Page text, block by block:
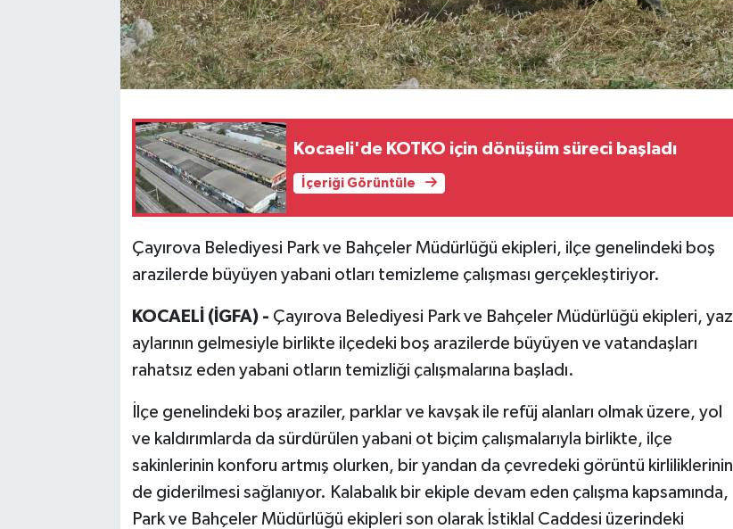
Kocaeli'de KOTKO için dönüşüm süreci başladı
İçeriği Görüntüle
Çayırova Belediyesi Park ve Bahçeler Müdürlüğü ekipleri, ilçe genelindeki boş
arazilerde büyüyen yabani otları temizleme çalışması gerçekleştiriyor.
KOCAELİ (İGFA) - Çayırova Belediyesi Park ve Bahçeler Müdürlüğü ekipleri, yaz
aylarının gelmesiyle birlikte ilçedeki boş arazilerde büyüyen ve vatandaşları
rahatsız eden yabani otların temizliği çalışmalarına başladı.
İlçe genelindeki boş araziler, parklar ve kavşak ile refüj alanları olmak üzere, yol
ve kaldırımlarda da sürdürülen yabani ot biçim çalışmalarıyla birlikte, ilçe
sakinlerinin konforu artmış olurken, bir yandan da çevredeki görüntü kirliliklerinin
de giderilmesi sağlanıyor. Kalabalık bir ekiple devam eden çalışma kapsamında,
Park ve Bahçeler Müdürlüğü ekipleri son olarak İstiklal Caddesi üzerindeki